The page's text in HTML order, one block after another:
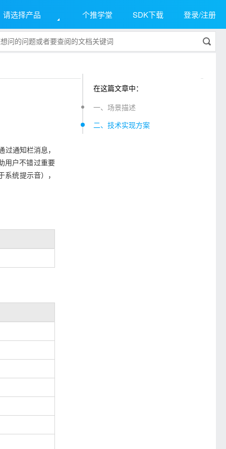
登录/注册
SDK下载
个推学堂
请选择产品
通知栏消息，
用户不错过重要
统提示音），
在这篇文章中：
一、场景描述
二、技术实现方案